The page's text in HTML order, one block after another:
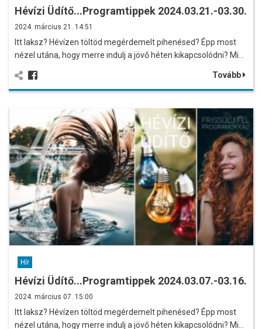
Hévízi Üdítő...Programtippek 2024.03.21.-03.30.
2024. március 21. 14:51
Itt laksz? Hévízen töltöd megérdemelt pihenésed? Épp most
nézel utána, hogy merre indulj a jövő héten kikapcsolódni? Mi…
Tovább
Hír
Hévízi Üdítő...Programtippek 2024.03.07.-03.16.
2024. március 07. 15:00
Itt laksz? Hévízen töltöd megérdemelt pihenésed? Épp most
nézel utána, hogy merre indulj a jövő héten kikapcsolódni? Mi…